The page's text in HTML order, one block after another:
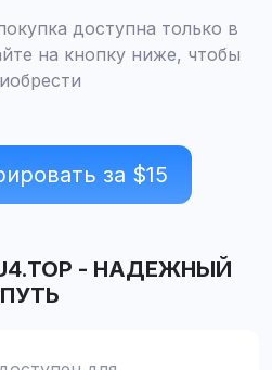
доступна только в
на кнопку ниже, чтобы
за $15
- НАДЕЖНЫЙ
ПУТЬ